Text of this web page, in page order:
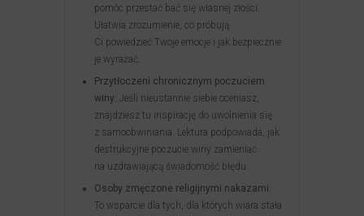
pomóc przestać bać się własnej złości.
Ułatwia zrozumienie, co próbują
Ci powiedzieć Twoje emocje i jak bezpiecznie
je wyrażać.
Przytłoczeni chronicznym poczuciem
winy: Jeśli nieustannie siebie oceniasz,
znajdziesz tu inspirację do uwolnienia się
z samoobwiniania. Lektura podpowiada, jak
destrukcyjne poczucie winy zamieniać
na uzdrawiającą świadomość błędu.
Osoby zmęczone religijnymi nakazami:
To wsparcie dla tych, dla których wiara stała